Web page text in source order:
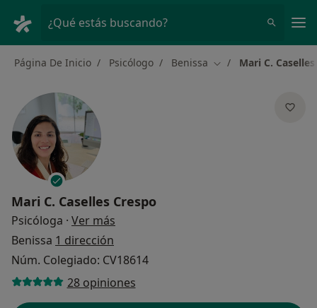
¿Qué estás buscando?
Página De Inicio Psicólogo Benissa Cambiar de ciudad
Mari C.
Mari C. Caselles Crespo
Psicóloga · Ver más
Benissa 1 dirección
Núm. Colegiado: CV18614
28 opiniones